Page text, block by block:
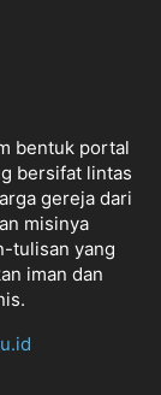
bentuk portal
bersifat lintas
gereja dari
misinya
tulisan yang
iman dan